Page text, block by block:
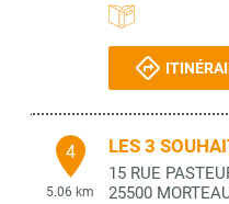
4
5.06 km
LES 3
15 RUE
25500